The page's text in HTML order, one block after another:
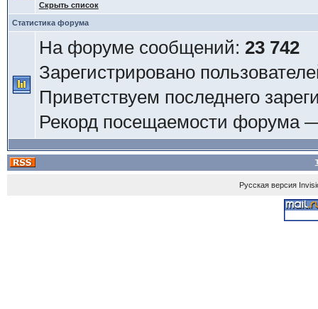
Скрыть список
Статистика форума
На форуме сообщений: 23 742
Зарегистрировано
Приветствуем последнего
Рекорд посещаемости форума
Русская версия